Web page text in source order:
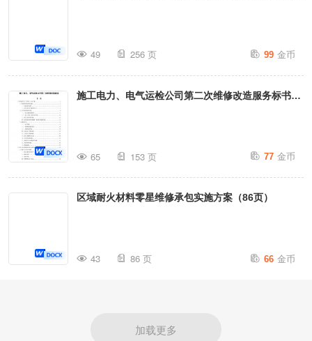
49 256 页 99 金币
施工电力、电气运检公司第二次维修改造服务标书投
65 153 页 77 金币
区域耐火材料零星维修承包实施方案（86页）
43 86 页 66 金币
加载更多